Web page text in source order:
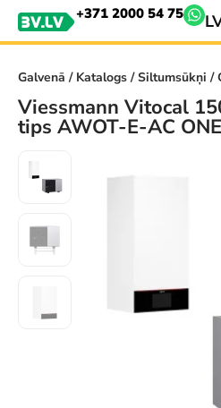
+371 2000 54 75
Galvenā / Katalogs/Siltumsūkņi /
Viessmann Vitocal
tips AWOT-E-AC